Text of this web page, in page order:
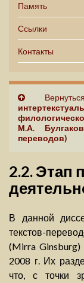
Память
Ссылки
Контакты
М.А.
переводов)
2.2. Этап
В данной
текстов-
(Mirra
2008 г. Их
что, с точки